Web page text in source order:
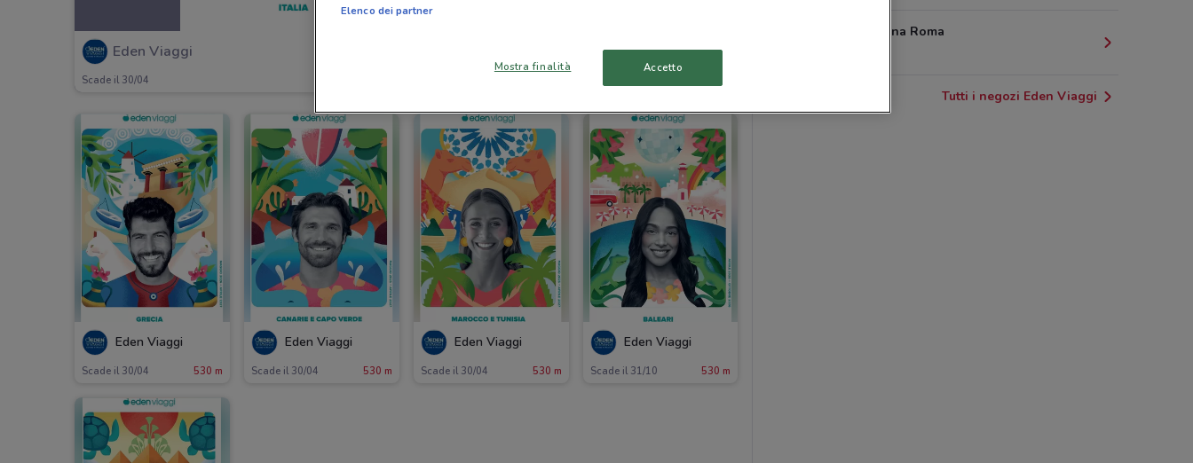
Eden Viaggi
Scade il 30/04
Eden Viaggi
Scade il 30/04 530 m
Eden Viaggi
Scade il 30/04 530 m
Eden Viaggi
Scade il 30/04 530 m
Eden Viaggi
Scade il 31/10 530 m
50 Via Collina Roma
Tutti i negozi Eden Viaggi
Elenco dei partner
Mostra finalità Accetto